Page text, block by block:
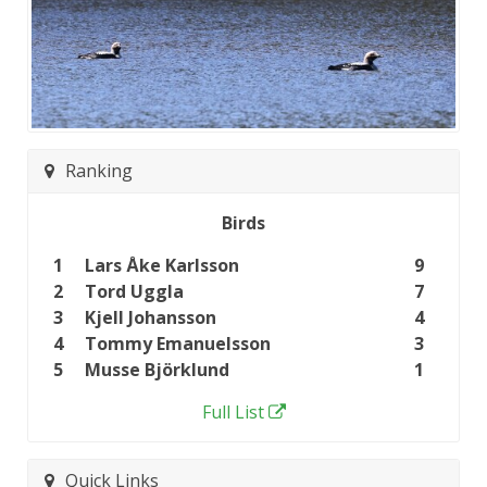
Ranking
Birds
1
Lars Åke Karlsson
9
2
Tord Uggla
7
3
Kjell Johansson
4
4
Tommy Emanuelsson
3
5
Musse Björklund
1
Full List
Quick Links